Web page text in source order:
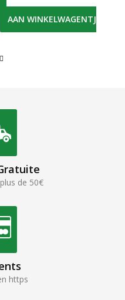
AAN WINKELWAGENTJE
de 50€
https